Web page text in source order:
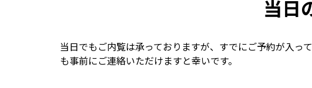
当日
当日でもご内覧は承っておりますが、すでにご予約が入っ
も事前にご連絡いただけますと幸いです。